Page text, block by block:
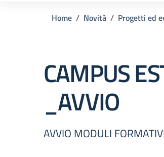
Home Novità Progetti ed
CAMPUS
_AVVIO
AVVIO MODULI